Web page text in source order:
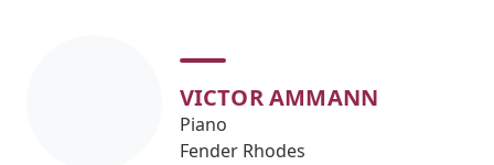
VICTOR AMMANN
Piano
Fender Rhodes